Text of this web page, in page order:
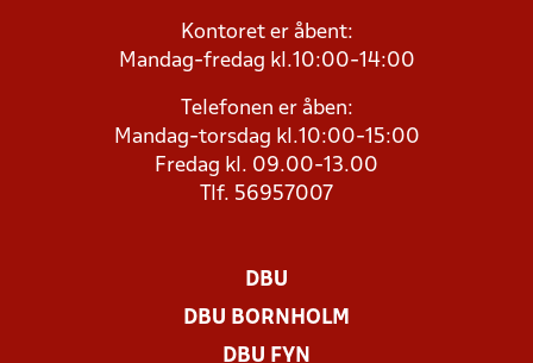
Kontoret er åbent:
Mandag-fredag kl.10:00-14:00
Telefonen er åben:
Mandag-torsdag kl.10:00-15:00
Fredag kl. 09.00-13.00
Tlf. 56957007
DBU
DBU BORNHOLM
DBU FYN